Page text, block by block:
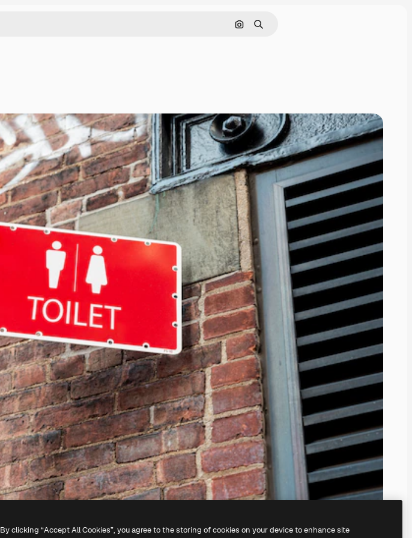
Pesquisar por imagem
Buscar
By clicking “Accept All Cookies”, you agree to the storing of cookies on your device to enhance site